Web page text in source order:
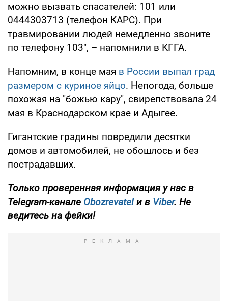
можно вызвать спасателей: 101 или
0444303713 (телефон КАРС). При
травмировании людей немедленно звоните
по телефону 103", – напомнили в КГГА.
Напомним, в конце мая в России выпал град
размером с куриное яйцо. Непогода, больше
похожая на "божью кару", свирепствовала 24
мая в Краснодарском крае и Адыгее.
Гигантские градины повредили десятки
домов и автомобилей, не обошлось и без
пострадавших.
Только проверенная информация у нас в
Telegram-канале Obozrevatel и в Viber. Не
ведитесь на фейки!